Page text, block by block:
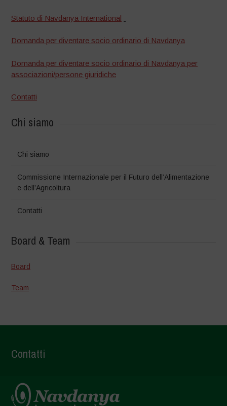
Statuto di Navdanya International
Domanda per diventare socio ordinario di Navdanya
Domanda per diventare socio ordinario di Navdanya per
associazioni/persone giuridiche
Contatti
Chi siamo
Chi siamo
Commissione Internazionale per il Futuro dell’Alimentazione
e dell’Agricoltura
Contatti
Board & Team
Board
Team
Contatti